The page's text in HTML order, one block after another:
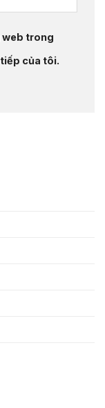
web trong
của tôi.